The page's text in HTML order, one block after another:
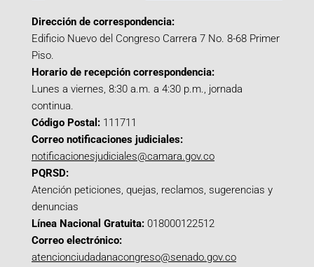
Dirección de correspondencia:
Edificio Nuevo del Congreso Carrera 7 No. 8-68 Primer
Piso.
Horario de recepción correspondencia:
Lunes a viernes, 8:30 a.m. a 4:30 p.m., jornada
continua.
Código Postal: 111711
Correo notificaciones judiciales:
notificacionesjudiciales@camara.gov.co
PQRSD:
Atención peticiones, quejas, reclamos, sugerencias y
denuncias
Línea Nacional Gratuita: 018000122512
Correo electrónico:
atencionciudadanacongreso@senado.gov.co